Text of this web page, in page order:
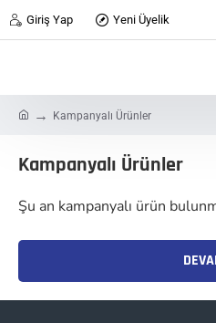
Giriş Yap Yeni Üyelik
e
Kampanyalı Ürünler
Kampanyalı Ürünler
Şu an kampanyalı ürün